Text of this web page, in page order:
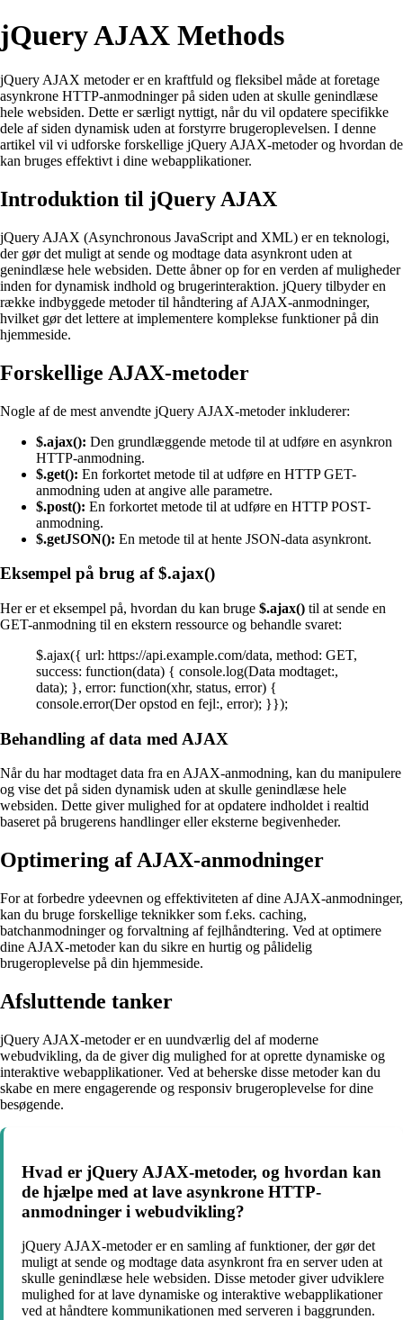
jQuery AJAX Methods
jQuery AJAX metoder er en kraftfuld og fleksibel måde at foretage
asynkrone HTTP-anmodninger på siden uden at skulle genindlæse
hele websiden. Dette er særligt nyttigt, når du vil opdatere specifikke
dele af siden dynamisk uden at forstyrre brugeroplevelsen. I denne
artikel vil vi udforske forskellige jQuery AJAX-metoder og hvordan de
kan bruges effektivt i dine webapplikationer.
Introduktion til jQuery AJAX
jQuery AJAX (Asynchronous JavaScript and XML) er en teknologi,
der gør det muligt at sende og modtage data asynkront uden at
genindlæse hele websiden. Dette åbner op for en verden af muligheder
inden for dynamisk indhold og brugerinteraktion. jQuery tilbyder en
række indbyggede metoder til håndtering af AJAX-anmodninger,
hvilket gør det lettere at implementere komplekse funktioner på din
hjemmeside.
Forskellige AJAX-metoder
Nogle af de mest anvendte jQuery AJAX-metoder inkluderer:
$.ajax(): Den grundlæggende metode til at udføre en asynkron
HTTP-anmodning.
$.get(): En forkortet metode til at udføre en HTTP GET-
anmodning uden at angive alle parametre.
$.post(): En forkortet metode til at udføre en HTTP POST-
anmodning.
$.getJSON(): En metode til at hente JSON-data asynkront.
Eksempel på brug af $.ajax()
Her er et eksempel på, hvordan du kan bruge $.ajax() til at sende en
GET-anmodning til en ekstern ressource og behandle svaret:
$.ajax({ url: https://api.example.com/data, method: GET,
success: function(data) { console.log(Data modtaget:,
data); }, error: function(xhr, status, error) {
console.error(Der opstod en fejl:, error); }});
Behandling af data med AJAX
Når du har modtaget data fra en AJAX-anmodning, kan du manipulere
og vise det på siden dynamisk uden at skulle genindlæse hele
websiden. Dette giver mulighed for at opdatere indholdet i realtid
baseret på brugerens handlinger eller eksterne begivenheder.
Optimering af AJAX-anmodninger
For at forbedre ydeevnen og effektiviteten af dine AJAX-anmodninger,
kan du bruge forskellige teknikker som f.eks. caching,
batchanmodninger og forvaltning af fejlhåndtering. Ved at optimere
dine AJAX-metoder kan du sikre en hurtig og pålidelig
brugeroplevelse på din hjemmeside.
Afsluttende tanker
jQuery AJAX-metoder er en uundværlig del af moderne
webudvikling, da de giver dig mulighed for at oprette dynamiske og
interaktive webapplikationer. Ved at beherske disse metoder kan du
skabe en mere engagerende og responsiv brugeroplevelse for dine
besøgende.
Hvad er jQuery AJAX-metoder, og hvordan kan
de hjælpe med at lave asynkrone HTTP-
anmodninger i webudvikling?
jQuery AJAX-metoder er en samling af funktioner, der gør det
muligt at sende og modtage data asynkront fra en server uden at
skulle genindlæse hele websiden. Disse metoder giver udviklere
mulighed for at lave dynamiske og interaktive webapplikationer
ved at håndtere kommunikationen med serveren i baggrunden.